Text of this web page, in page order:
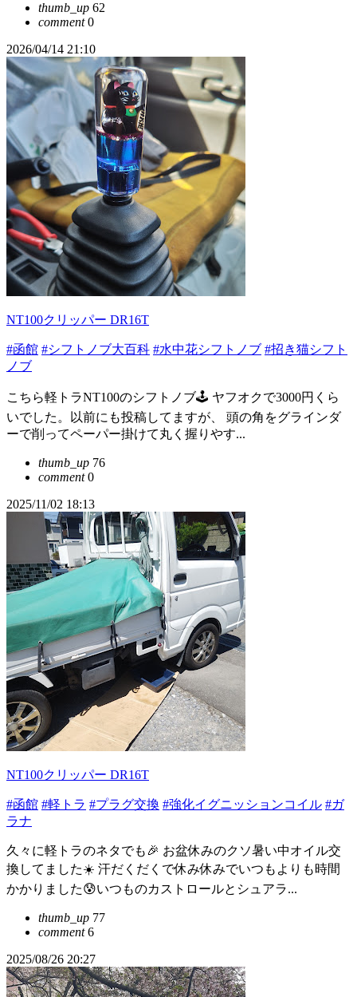
thumb_up 62
comment0
2026/04/14 21:10
NT100クリッパー DR16T
#函館 #シフトノブ大百科 #水中花シフトノブ #招き猫シフト
ノブ
こちら軽トラNT100のシフトノブ🕹️ ヤフオクで3000円くら
いでした。以前にも投稿してますが、 頭の角をグラインダ
ーで削ってペーパー掛けて丸く握りやす...
thumb_up 76
comment0
2025/11/02 18:13
NT100クリッパー DR16T
#函館 #軽トラ #プラグ交換 #強化イグニッションコイル #ガ
ラナ
久々に軽トラのネタでも🎉 お盆休みのクソ暑い中オイル交
換してました☀️ 汗だくだくで休み休みでいつもよりも時間
かかりました😰いつものカストロールとシュアラ...
thumb_up 77
comment6
2025/08/26 20:27